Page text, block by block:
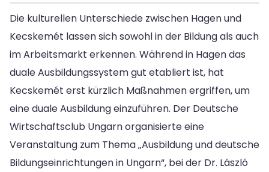
Die kulturellen Unterschiede zwischen Hagen und
Kecskemét lassen sich sowohl in der Bildung als auch
im Arbeitsmarkt erkennen. Während in Hagen das
duale Ausbildungssystem gut etabliert ist, hat
Kecskemét erst kürzlich Maßnahmen ergriffen, um
eine duale Ausbildung einzuführen. Der Deutsche
Wirtschaftsclub Ungarn organisierte eine
Veranstaltung zum Thema „Ausbildung und deutsche
Bildungseinrichtungen in Ungarn“, bei der Dr. László